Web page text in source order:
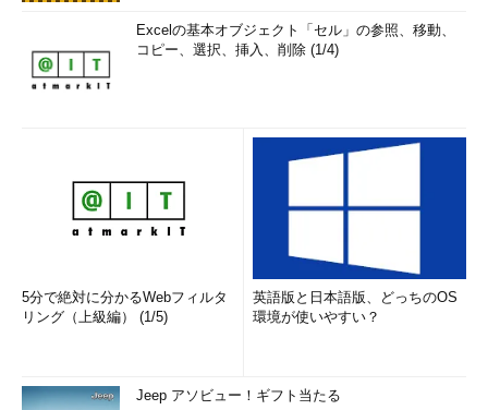
Excelの基本オブジェクト「セル」の参照、移動、
コピー、選択、挿入、削除 (1/4)
5分で絶対に分かるWebフィルタ
リング（上級編） (1/5)
英語版と日本語版、どっちのOS
環境が使いやすい？
Jeep アソビュー！ギフト当たる